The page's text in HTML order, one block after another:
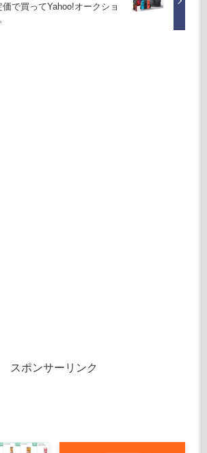
で買ってYahoo!オークショ
スポンサーリンク